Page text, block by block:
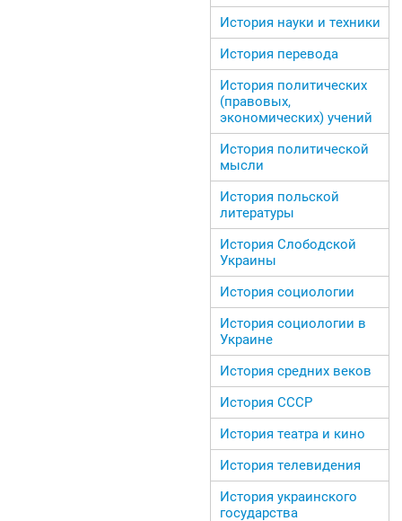
История науки и техники
История перевода
История политических
(правовых,
экономических) учений
История политической
мысли
История польской
литературы
История Слободской
Украины
История социологии
История социологии в
Украине
История средних веков
История СССР
История театра и кино
История телевидения
История украинского
государства